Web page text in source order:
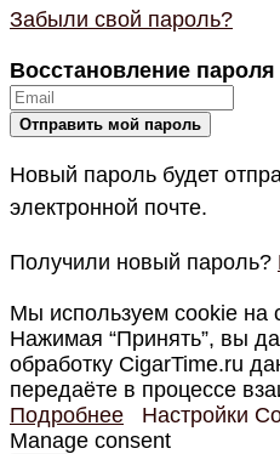
Забыли свой пароль?
Восстановление пароля
Новый пароль будет
электронной почте.
Получили новый пароль?
Мы используем cookie на
Нажимая “Принять”, вы
обработку CigarTime.ru
передаёте в процессе
Подробнее
Настройки
Manage consent